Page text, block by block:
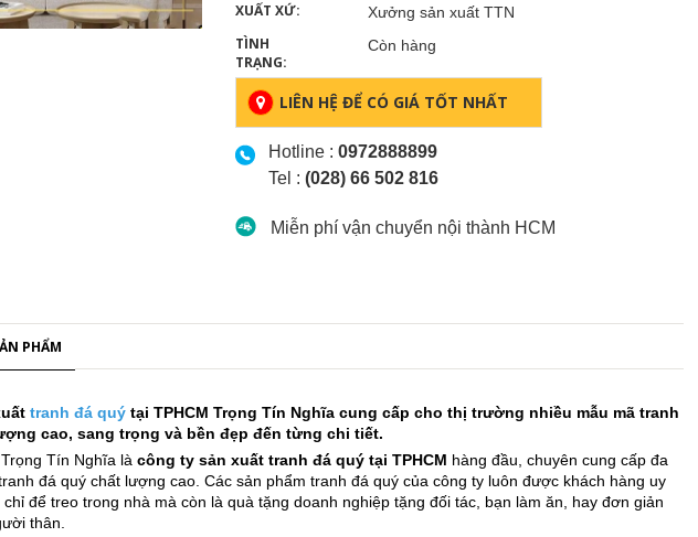
XUẤT XỨ: Xưởng sản xuất TTN
TÌNH
TRẠNG:
Còn hàng
LIÊN HỆ ĐỂ CÓ GIÁ TỐT NHẤT
Hotline : 0972888899
Tel : (028) 66 502 816
Miễn phí vận chuyển nội thành HCM
PHẨM
tranh đá quý tại TPHCM Trọng Tín Nghĩa cung cấp cho thị trường nhiều mẫu mã tranh
cao, sang trọng và bền đẹp đến từng chi tiết.
Tín Nghĩa là công ty sản xuất tranh đá quý tại TPHCM hàng đầu, chuyên cung cấp đa
đá quý chất lượng cao. Các sản phẩm tranh đá quý của công ty luôn được khách hàng uy
để treo trong nhà mà còn là quà tặng doanh nghiệp tặng đối tác, bạn làm ăn, hay đơn giản
thân.